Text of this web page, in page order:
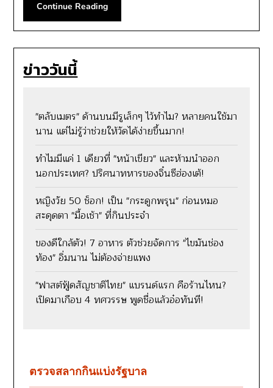
Continue Reading
ข่าววันนี้
"ตลับเมตร" ด้านบนมีรูเล็กๆ ไว้ทำไม? หลายคนใช้มา
นาน แต่ไม่รู้ว่าช่วยให้วัดได้ง่ายขึ้นมาก!
ทำไมมีแค่ 1 เดียวที่ "หน้าเขียว" และห้ามนำออก
นอกประเทศ? ปริศนาทหารของจิ๋นซีฮ่องเต้!
หญิงวัย 50 ช็อก! เป็น "กระดูกพรุน" ก่อนหมอ
สะดุดตา "มื้อเช้า" ที่กินประจำ
ของดีใกล้ตัว! 7 อาหาร ตัวช่วยจัดการ "ไขมันช่อง
ท้อง" อิ่มนาน ไม่ต้องจ่ายแพง
"ฟาสต์ฟู้ดสัญชาติไทย" แบรนด์แรก คือร้านไหน?
เปิดมาเกือบ 4 ทศวรรษ พูดชื่อแล้วอ๋อทันที!